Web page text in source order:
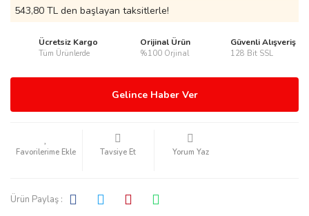
543,80 TL den başlayan taksitlerle!
Ücretsiz Kargo
Tüm Ürünlerde
Orijinal Ürün
%100 Orjinal
Güvenli Alışveriş
128 Bit SSL
Gelince Haber Ver
Tavsiye Et Yorum Yaz
Ürün Paylaş :